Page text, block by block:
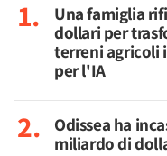
Una famiglia
dollari per
terreni agricoli
per l'IA
Odissea ha
miliardo di